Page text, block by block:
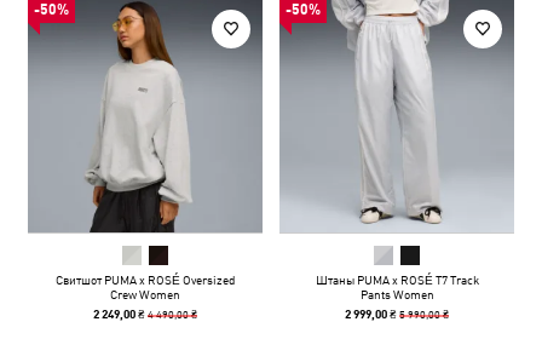
-50%
Свитшот PUMA x ROSÉ Oversized
Crew Women
2 249,00 ₴4 490,00 ₴
-50%
Штаны PUMA x ROSÉ T7 Track
Pants Women
2 999,00 ₴5 990,00 ₴